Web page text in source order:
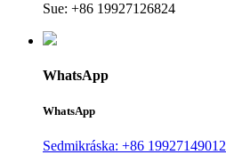
Sue: +86 19927126824
WhatsApp
WhatsApp
Sedmikráska: +86 19927149012